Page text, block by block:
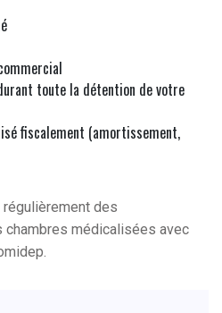
toute la détention de votre
fiscalement (amortissement,
des
médicalisées avec